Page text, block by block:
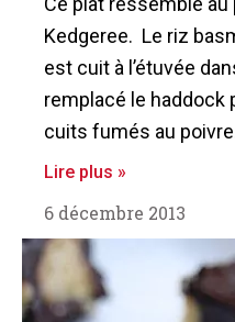
Kedgeree. Le riz
est cuit à l’étuvée
remplacé le haddock
cuits fumés au
Lire plus »
6 décembre 2013